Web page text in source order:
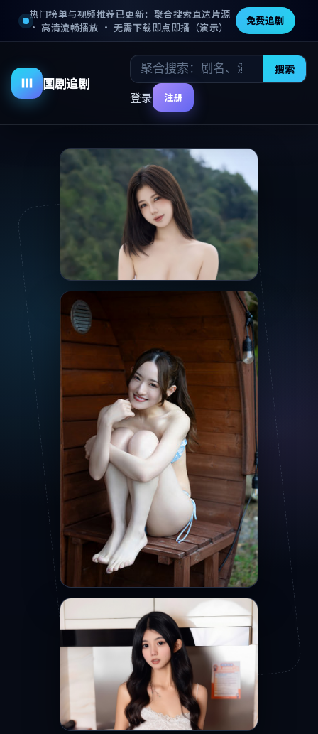
热门榜单与视频推荐已更新：聚合搜索直达片源
· 高清流畅播放 · 无需下载即点即播（演示）
免费追剧
国剧追剧
首
页
电
电
视
动搜索
登录 注册